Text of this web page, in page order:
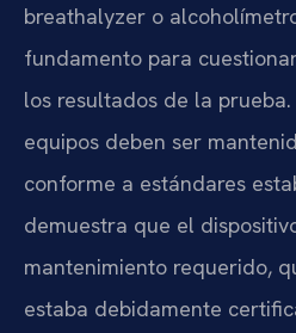
breathalyzer o
fundamento para
los resultados de la
equipos deben ser
conforme a estándares
demuestra que el
mantenimiento requerido,
estaba debidamente